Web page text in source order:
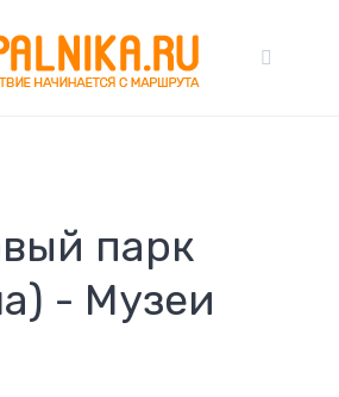
парк
- Музеи